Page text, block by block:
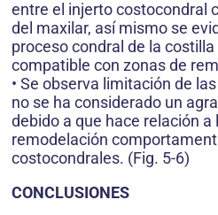
entre el injerto costocondral
del maxilar, así mismo se
proceso condral de la
compatible con zonas de
• Se observa limitación de
no se ha considerado un
debido a que hace relación a
remodelación
costocondrales. (Fig. 5-6)
CONCLUSIONES